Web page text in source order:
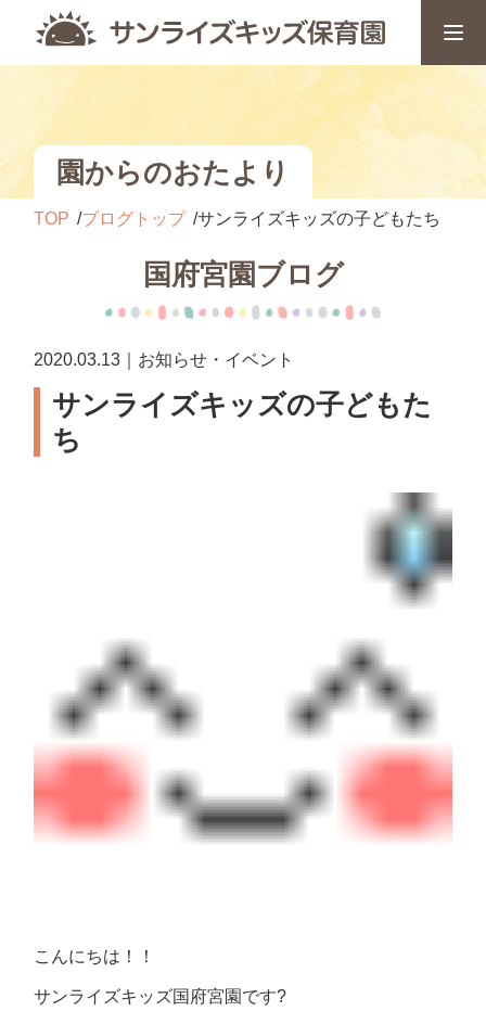
園からのおたより
TOP ブログトップ サンライズキッズの子どもたち
国府宮園ブログ
2020.03.13｜お知らせ・イベント
サンライズキッズの子どもた
ち
こんにちは！！
サンライズキッズ国府宮園です?